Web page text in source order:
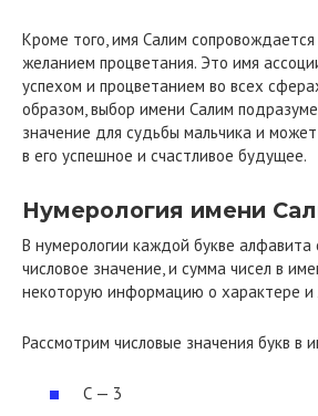
Кроме того, имя Салим сопровождается
желанием процветания. Это имя
успехом и процветанием во всех
образом, выбор имени Салим
значение для судьбы мальчика и
в его успешное и счастливое будущее.
Нумерология имени
В нумерологии каждой букве алфавита
числовое значение, и сумма чисел в
некоторую информацию о характере и
Рассмотрим числовые значения букв в
С — 3